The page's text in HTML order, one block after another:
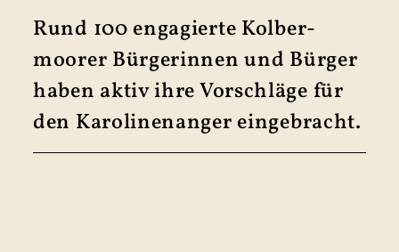
Rund 100 enga­gierte Kolber­
moorer Bürger­innen und Bürger
haben aktiv ihre Vorschläge für
den Karo­linen­anger eingebracht.